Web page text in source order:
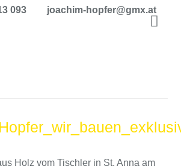
093 joachim-hopfer@gmx.at